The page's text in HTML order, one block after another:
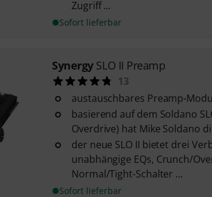
Zugriff ...
Sofort lieferbar
Synergy SLO II Preamp
13
austauschbares Preamp-
basierend auf dem Soldano
Overdrive) hat Mike Soldano
der neue SLO II bietet drei
unabhängige EQs, Crunch/
Normal/Tight-Schalter ...
Sofort lieferbar